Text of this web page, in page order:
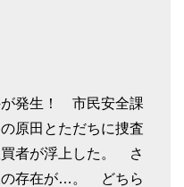
が発生！ 市民安全課
原田とただちに捜査
者が浮上した。 さ
の存在が…。 どちら